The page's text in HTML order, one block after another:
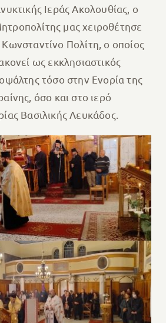
Ιεράς Ακολουθίας, ο
μας χειροθέτησε
Πολίτη, ο οποίος
ως εκκλησιαστικός
τόσο στην Ενορία της
όσο και στο ιερό
Βασιλικής Λευκάδος.